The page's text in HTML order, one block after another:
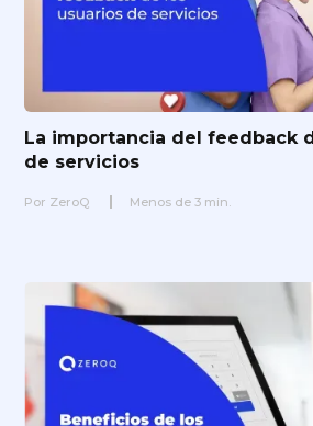
La importancia del feedback
de servicios
Por ZeroQ Menos de 3 min.